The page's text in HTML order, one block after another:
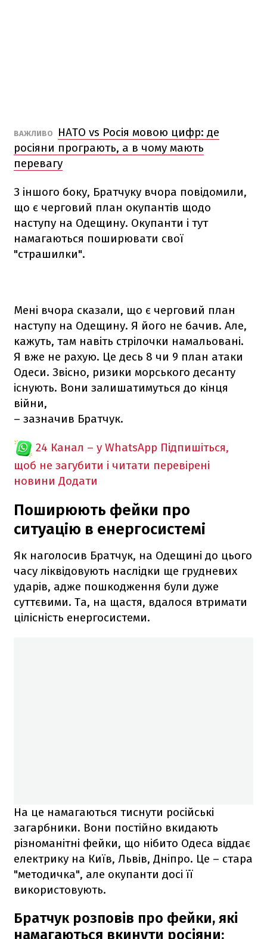
ВАЖЛИВО
НАТО vs Росія мовою цифр: де
росіяни програють, а в чому мають
перевагу
З іншого боку, Братчуку вчора повідомили,
що є черговий план окупантів щодо
наступу на Одещину. Окупанти і тут
намагаються поширювати свої
"страшилки".
Мені вчора сказали, що є черговий план
наступу на Одещину. Я його не бачив. Але,
кажуть, там навіть стрілочки намальовані.
Я вже не рахую. Це десь 8 чи 9 план атаки
Одеси. Звісно, ризики морського десанту
існують. Вони залишатимуться до кінця
війни,
– зазначив Братчук.
24 Канал – у WhatsApp Підпишіться,
щоб не загубити і читати перевірені
новини Додати
Поширюють фейки про
ситуацію в енергосистемі
Як наголосив Братчук, на Одещині до цього
часу ліквідовують наслідки ще грудневих
ударів, адже пошкодження були дуже
суттєвими. Та, на щастя, вдалося втримати
цілісність енергосистеми.
На це намагаються тиснути російські
загарбники. Вони постійно вкидають
різноманітні фейки, що нібито Одеса віддає
електрику на Київ, Львів, Дніпро. Це – стара
"методичка", але окупанти досі її
використовують.
Братчук розповів про фейки, які
намагаються вкинути росіяни: